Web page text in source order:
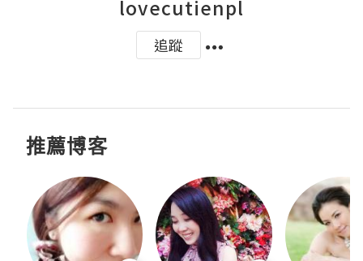
lovecutienpl
追蹤
推薦博客